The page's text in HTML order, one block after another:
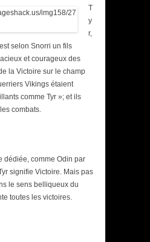
T
y
r,
selon Snorri un fils
et courageux des
la Victoire sur le champ
Vikings étaient
comme Tyr »; et ils
combats.
dédiée, comme Odin par
signifie Victoire. Mais pas
le sens belliqueux du
toutes les victoires.